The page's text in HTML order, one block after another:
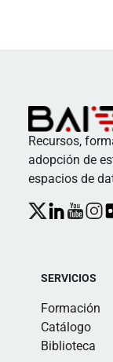
Recursos,
adopción de
espacios de
SERVICIOS
Formación
Catálogo
Biblioteca